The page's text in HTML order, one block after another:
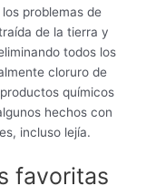
problemas de
de la tierra y
todos los
cloruro de
químicos
hechos con
incluso lejía.
favoritas